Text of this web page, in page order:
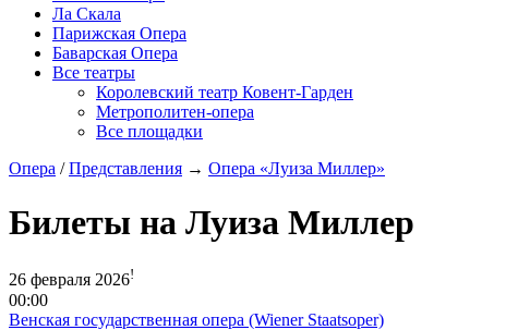
Ла Скала
Парижская Опера
Баварская Опера
Все театры
Королевский театр Ковент-Гарден
Метрополитен-опера
Все площадки
Опера /Представления → Опера «Луиза Миллер»
Билеты на Луиза Миллер
26 февраля 2026!
00:00
Венская государственная опера (Wiener Staatsoper)